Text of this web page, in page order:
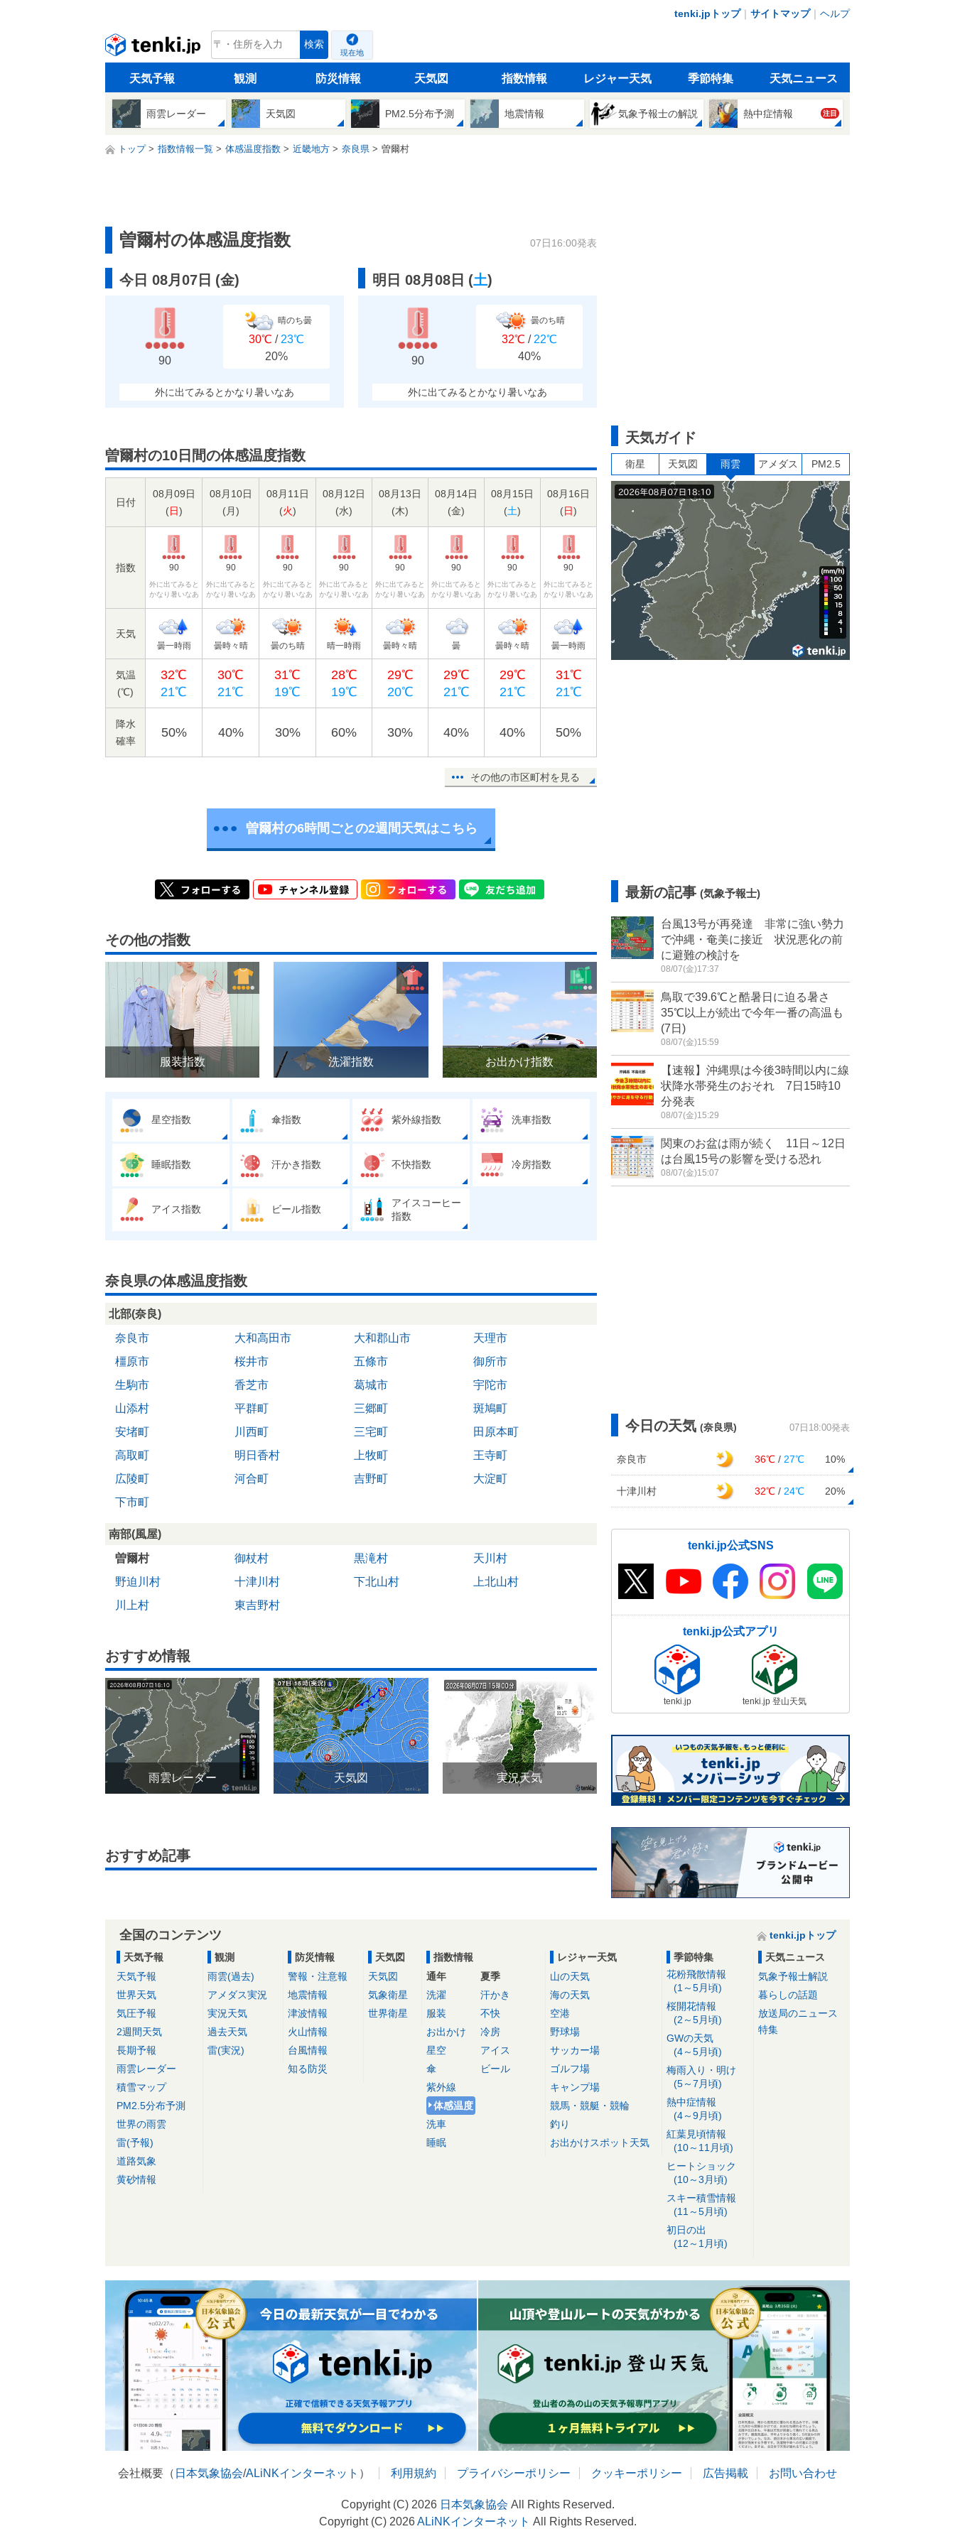
tenki.jpトップ｜ サイトマップ｜ ヘルプ
tenki.jp 検索
現在地
天気予報 観測 防災情報 天気図 指数情報 レジャー天気 季節特集 天気ニュース
雨雲レーダー 天気図 PM2.5分布予測 地震情報 気象予報士の解説 熱中症情報 注目
トップ 指数情報一覧 体感温度指数 近畿地方 奈良県 曽爾村
曽爾村の体感温度指数 07日16:00発表
今日 08月07日 (金)
90
晴のち曇
30℃ / 23℃
20%
外に出てみるとかなり暑いなあ
明日 08月08日 (土)
90
曇のち晴
32℃ / 22℃
40%
外に出てみるとかなり暑いなあ
曽爾村の10日間の体感温度指数
日付
08月09日
(日)
08月10日
(月)
08月11日
(火)
08月12日
(水)
08月13日
(木)
08月14日
(金)
08月15日
(土)
08月16日
(日)
指数 90
外に出てみると
かなり暑いなあ
90
外に出てみると
かなり暑いなあ
90
外に出てみると
かなり暑いなあ
90
外に出てみると
かなり暑いなあ
90
外に出てみると
かなり暑いなあ
90
外に出てみると
かなり暑いなあ
90
外に出てみると
かなり暑いなあ
90
外に出てみると
かなり暑いなあ
天気
曇一時雨 曇時々晴 曇のち晴 晴一時雨 曇時々晴 曇 曇時々晴 曇一時雨
気温
(℃)
32℃
21℃
30℃
21℃
31℃
19℃
28℃
19℃
29℃
20℃
29℃
21℃
29℃
21℃
31℃
21℃
降水
確率
50% 40% 30% 60% 30% 40% 40% 50%
その他の市区町村を見る
曽爾村の6時間ごとの2週間天気はこちら
その他の指数
服装指数 洗濯指数 お出かけ指数
星空指数 傘指数 紫外線指数 洗車指数
睡眠指数 汗かき指数 不快指数 冷房指数
アイス指数 ビール指数
アイスコーヒー
指数
奈良県の体感温度指数
北部(奈良)
奈良市
大和高田市 大和郡山市
天理市
橿原市
桜井市 五條市
御所市
生駒市
香芝市 葛城市
宇陀市
山添村
平群町 三郷町
斑鳩町
安堵町
川西町 三宅町
田原本町
高取町
明日香村 上牧町
王寺町
広陵町
河合町 吉野町
大淀町
下市町
南部(風屋)
曽爾村
御杖村 黒滝村
天川村
野迫川村
十津川村 下北山村
上北山村
川上村
東吉野村
おすすめ情報
雨雲レーダー 天気図 実況天気
おすすめ記事
天気ガイド
衛星 天気図 雨雲 アメダス PM2.5
最新の記事 (気象予報士)
台風13号が再発達 非常に強い勢力
で沖縄・奄美に接近 状況悪化の前
に避難の検討を
08/07(金)17:37
鳥取で39.6℃と酷暑日に迫る暑さ
35℃以上が続出で今年一番の高温も
(7日)
08/07(金)15:59
【速報】沖縄県は今後3時間以内に線
状降水帯発生のおそれ 7日15時10
分発表
08/07(金)15:29
関東のお盆は雨が続く 11日～12日
は台風15号の影響を受ける恐れ
08/07(金)15:07
今日の天気 (奈良県) 07日18:00発表
奈良市 36℃ / 27℃ 10%
十津川村 32℃ / 24℃ 20%
tenki.jp公式SNS
tenki.jp公式アプリ
tenki.jp tenki.jp 登山天気
全国のコンテンツ
tenki.jpトップ
天気予報
天気予報
世界天気
気圧予報
2週間天気
長期予報
雨雲レーダー
積雪マップ
PM2.5分布予測
世界の雨雲
雷(予報)
道路気象
黄砂情報
観測
雨雲(過去)
アメダス実況
実況天気
過去天気
雷(実況)
防災情報
警報・注意報
地震情報
津波情報
火山情報
台風情報
知る防災
天気図
天気図
気象衛星
世界衛星
指数情報
通年
洗濯
服装
お出かけ
星空
傘
紫外線
体感温度
洗車
睡眠
夏季
汗かき
不快
冷房
アイス
ビール
レジャー天気
山の天気
海の天気
空港
野球場
サッカー場
ゴルフ場
キャンプ場
競馬・競艇・競輪
釣り
お出かけスポット天気
季節特集
花粉飛散情報
(1～5月頃)
桜開花情報
(2～5月頃)
GWの天気
(4～5月頃)
梅雨入り・明け
(5～7月頃)
熱中症情報
(4～9月頃)
紅葉見頃情報
(10～11月頃)
ヒートショック
(10～3月頃)
スキー積雪情報
(11～5月頃)
初日の出
(12～1月頃)
天気ニュース
気象予報士解説
暮らしの話題
放送局のニュース
特集
会社概要（ 日本気象協会/ALiNKインターネット ） 利用規約 プライバシーポリシー クッキーポリシー 広告掲載 お問い合わせ
Copyright (C) 2026 日本気象協会 All Rights Reserved.
Copyright (C) 2026ALiNKインターネット All Rights Reserved.